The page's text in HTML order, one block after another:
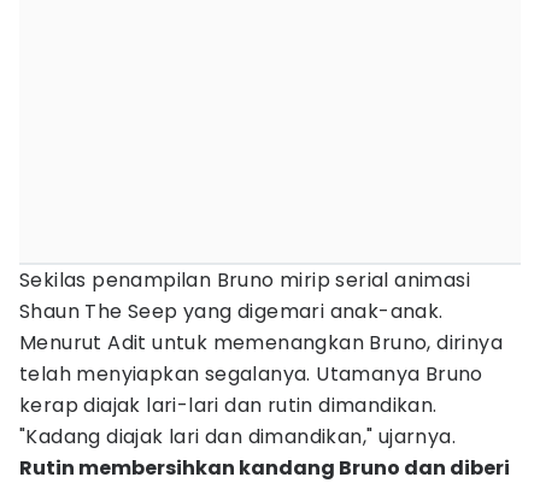
Sekilas penampilan Bruno mirip serial animasi
Shaun The Seep yang digemari anak-anak.
Menurut Adit untuk memenangkan Bruno, dirinya
telah menyiapkan segalanya. Utamanya Bruno
kerap diajak lari-lari dan rutin dimandikan.
"Kadang diajak lari dan dimandikan," ujarnya.
Rutin membersihkan kandang Bruno dan diberi